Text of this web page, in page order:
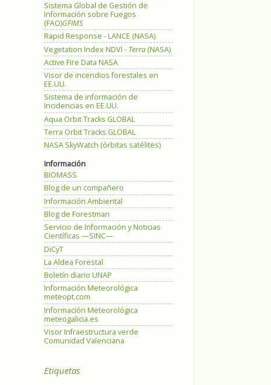
Sistema Global de Gestión de
Información sobre Fuegos
(FAO)GFIMS
Rapid Response - LANCE (NASA)
Vegetation Index NDVI - Terra (NASA)
Active Fire Data NASA
Visor de incendios forestales en
EE.UU.
Sistema de información de
Incidencias en EE.UU.
Aqua Orbit Tracks GLOBAL
Terra Orbit Tracks GLOBAL
NASA SkyWatch (órbitas satélites)
Información
BIOMASS
Blog de un compañero
Información Ambiental
Blog de Forestman
Servicio de Información y Noticias
Científicas —SINC—
DiCyT
La Aldea Forestal
Boletín diario UNAP
Información Meteorológica
meteopt.com
Información Meteorológica
meteogalicia.es
Visor Infraestructura verde
Comunidad Valenciana
Etiquetas